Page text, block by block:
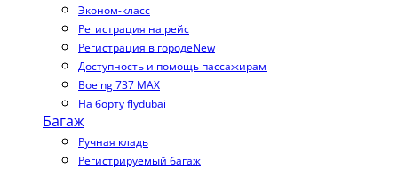
Эконом-класс
Регистрация на рейс
Регистрация в городеNew
Доступность и помощь пассажирам
Boeing 737 MAX
На борту flydubai
Багаж
Ручная кладь
Регистрируемый багаж